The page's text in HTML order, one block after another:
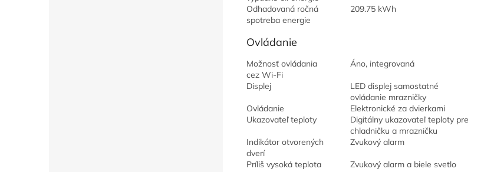
Odhadovaná ročná
spotreba energie
209.75 kWh
Ovládanie
Možnosť ovládania
cez Wi-Fi
Áno, integrovaná
Displej
LED displej samostatné
ovládanie mrazničky
Ovládanie
Elektronické za dvierkami
Ukazovateľ teploty
Digitálny ukazovateľ teploty pre
chladničku a mrazničku
Indikátor otvorených
dverí
Zvukový alarm
Príliš vysoká teplota
Zvukový alarm a biele svetlo